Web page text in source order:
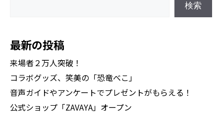
検索
最新の投稿
来場者２万人突破！
コラボグッズ、笑美の「恐竜べこ」
音声ガイドやアンケートでプレゼントがもらえる！
公式ショップ「ZAVAYA」オープン